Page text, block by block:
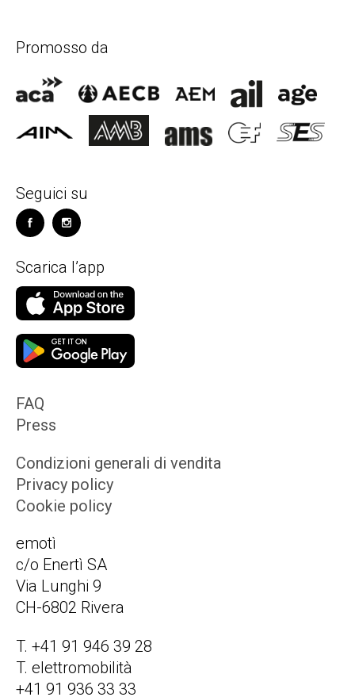
Promosso da
Seguici su
Scarica l’app
FAQ
Press
Condizioni generali di vendita
Privacy policy
Cookie policy
emotì
c/o Enertì SA
Via Lunghi 9
CH-6802 Rivera
T. +41 91 946 39 28
T. elettromobilità
+41 91 936 33 33